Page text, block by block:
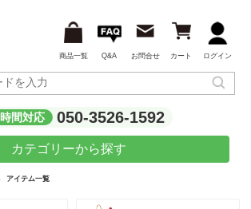
商品一覧 Q&A お問合せ カート ログイン
間対応 050-3526-1592
カテゴリーから探す
アイテム一覧